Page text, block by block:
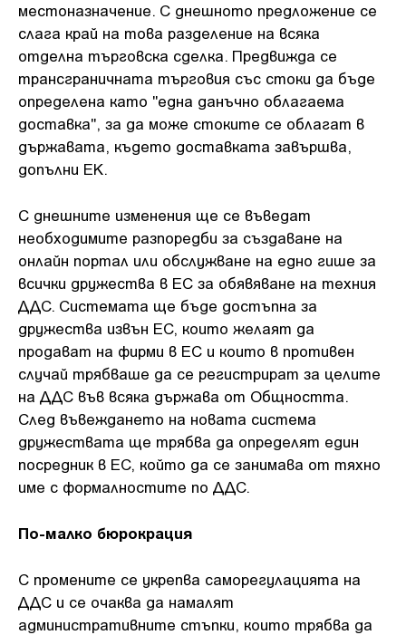
местоназначение. С днешното предложение се
слага край на това разделение на всяка
отделна търговска сделка. Предвижда се
трансграничната търговия със стоки да бъде
определена като "една данъчно облагаема
доставка", за да може стоките се облагат в
държавата, където доставката завършва,
допълни ЕК.
С днешните изменения ще се въведат
необходимите разпоредби за създаване на
онлайн портал или обслужване на едно гише за
всички дружества в ЕС за обявяване на техния
ДДС. Системата ще бъде достъпна за
дружества извън ЕС, които желаят да
продават на фирми в ЕС и които в противен
случай трябваше да се регистрират за целите
на ДДС във всяка държава от Общността.
След въвеждането на новата система
дружествата ще трябва да определят един
посредник в ЕС, който да се занимава от тяхно
име с формалностите по ДДС.
По-малко бюрокрация
С промените се укрепва саморегулацията на
ДДС и се очаква да намалят
административните стъпки, които трябва да